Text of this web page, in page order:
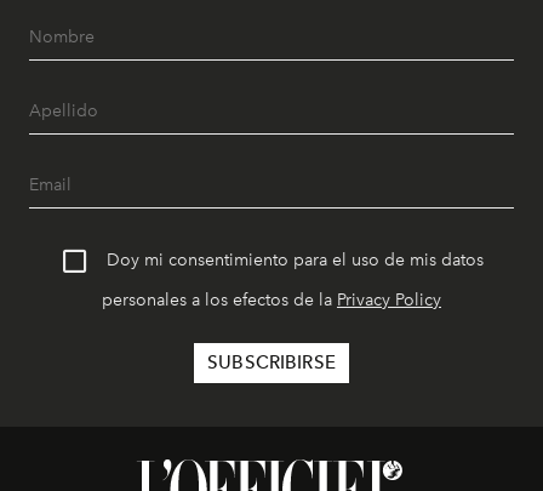
Doy mi consentimiento para el uso de mis datos
personales a los efectos de la Privacy Policy